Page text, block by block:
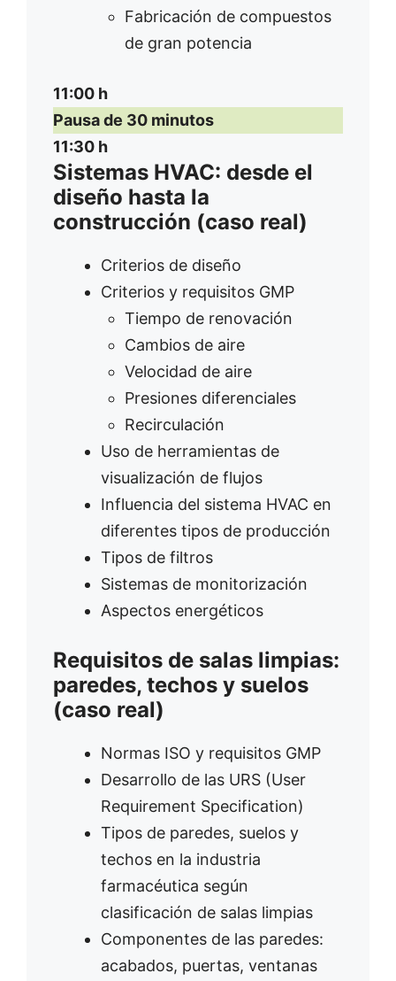
Fabricación de compuestos
de gran potencia
11:00 h
Pausa de 30 minutos
11:30 h
Sistemas HVAC: desde el
diseño hasta la
construcción (caso real)
Criterios de diseño
Criterios y requisitos GMP
Tiempo de renovación
Cambios de aire
Velocidad de aire
Presiones diferenciales
Recirculación
Uso de herramientas de
visualización de flujos
Influencia del sistema HVAC en
diferentes tipos de producción
Tipos de filtros
Sistemas de monitorización
Aspectos energéticos
Requisitos de salas limpias:
paredes, techos y suelos
(caso real)
Normas ISO y requisitos GMP
Desarrollo de las URS (User
Requirement Specification)
Tipos de paredes, suelos y
techos en la industria
farmacéutica según
clasificación de salas limpias
Componentes de las paredes:
acabados, puertas, ventanas